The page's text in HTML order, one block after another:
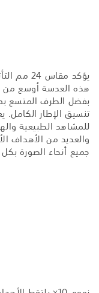
يؤكد مقاس 24 مم التأثير المرئي كامل الإطار
هذه العدسة أوسع من
للمشاهد الطبيعية
والعديد من الأهداف
جميع أنحاء الصورة بكل